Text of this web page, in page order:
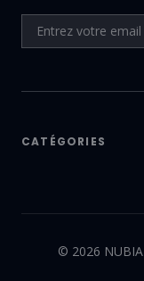
CATÉGORIES
© 2026